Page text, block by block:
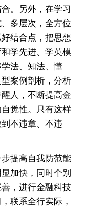
。另外，在学习
多层次，全方位
结合点，把思想
学先进、学英模
法、知法、懂
案例剖析，分析
人，不断提高金
觉性。只有这样
不违章、不违
提高自我防范能
加快，同时个别
，进行金融科技
联系全行实际，